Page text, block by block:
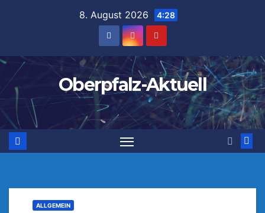
8. August 2026 4:28
Oberpfalz-Aktuell
ALLGEMEIN